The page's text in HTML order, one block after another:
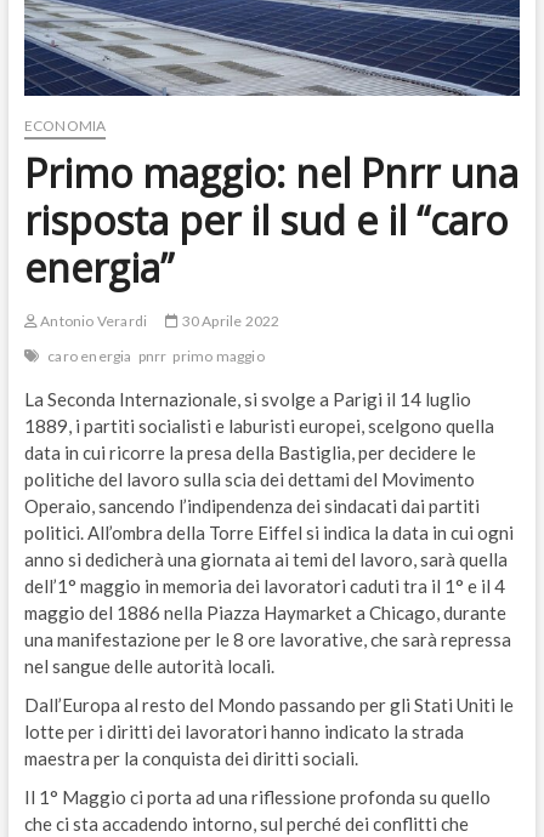
ECONOMIA
Primo maggio: nel Pnrr una
risposta per il sud e il “caro
energia”
Antonio Verardi
30 Aprile 2022
caro energia pnrr primo maggio
La Seconda Internazionale, si svolge a Parigi il 14 luglio
1889, i partiti socialisti e laburisti europei, scelgono quella
data in cui ricorre la presa della Bastiglia, per decidere le
politiche del lavoro sulla scia dei dettami del Movimento
Operaio, sancendo l’indipendenza dei sindacati dai partiti
politici. All’ombra della Torre Eiffel si indica la data in cui ogni
anno si dedicherà una giornata ai temi del lavoro, sarà quella
dell’1° maggio in memoria dei lavoratori caduti tra il 1° e il 4
maggio del 1886 nella Piazza Haymarket a Chicago, durante
una manifestazione per le 8 ore lavorative, che sarà repressa
nel sangue delle autorità locali.
Dall’Europa al resto del Mondo passando per gli Stati Uniti le
lotte per i diritti dei lavoratori hanno indicato la strada
maestra per la conquista dei diritti sociali.
Il 1° Maggio ci porta ad una riflessione profonda su quello
che ci sta accadendo intorno, sul perché dei conflitti che